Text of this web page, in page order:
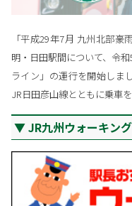
「平成29年7月 九州北部
明・日田駅間について、令
ライン」の運行を開始しま
JR日田彦山線とともに乗車
JR九州ウォーキング